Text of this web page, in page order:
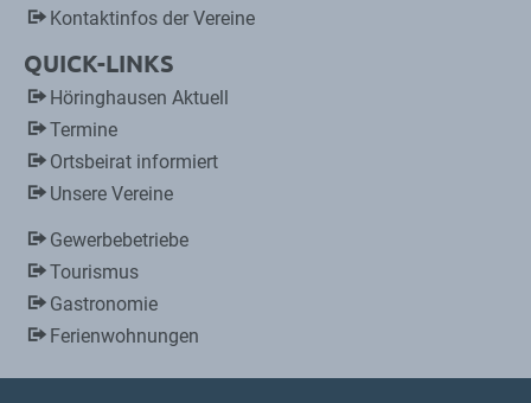
Kontaktinfos der Vereine
QUICK-LINKS
Höringhausen Aktuell
Termine
Ortsbeirat informiert
Unsere Vereine
Gewerbebetriebe
Tourismus
Gastronomie
Ferienwohnungen